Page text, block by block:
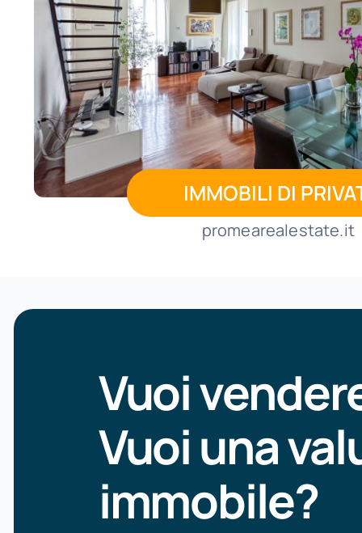
IMMOBILI DI
promearealestate.it
Vuoi
Vuoi una
immobile?